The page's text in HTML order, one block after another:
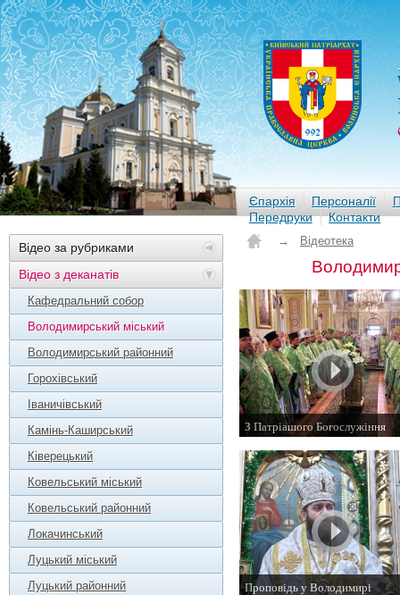
Єпархія Персоналії
Передруки
Контакти
Відео за рубриками
Відео з деканатів
Кафедральний собор
Володимирський міський
Володимирський районний
Горохівський
Іваничівський
Камінь-Каширський
Ківерецький
Ковельський міський
Ковельський районний
Локачинський
Луцький міський
Луцький районний
→ Відеотека
З Патріашого Богослужіння
Проповідь у Володимирі